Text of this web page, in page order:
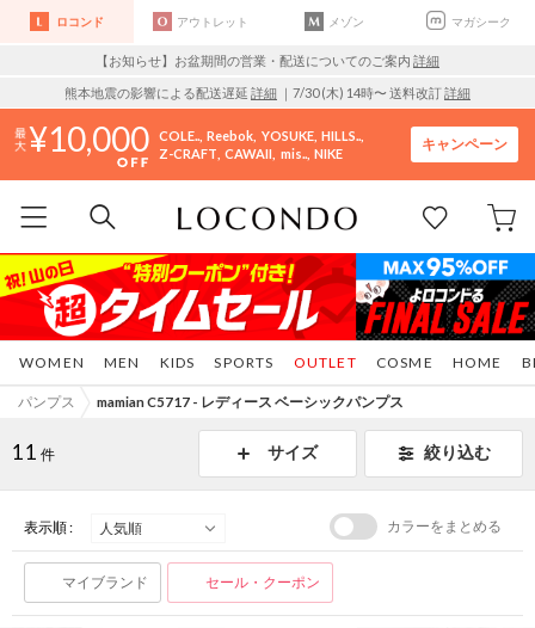
ロコンド アウトレット メゾン マガシーク
【お知らせ】お盆期間の営業・配送についてのご案内 詳細
熊本地震の影響による配送遅延 詳細 ｜7/30 (木) 14時〜 送料改訂詳細
10,000 COLE.. Reebok YOSUKE HILLS..
Z-CRAFT CAWAII mis.. NIKE
キャンペーン
WOMEN MEN KIDS SPORTS COSME HOME
OUTLET
パンプス mamian C5717 - レディース ベーシックパンプス
11 件 サイズ 絞り込む
表示順 : カラーをまとめる
マイブランド セール・クーポン